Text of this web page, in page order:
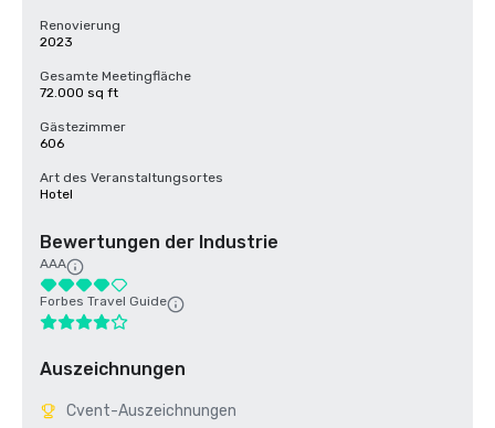
Renovierung
2023
Gesamte Meetingfläche
72.000 sq ft
Gästezimmer
606
Art des Veranstaltungsortes
Hotel
Bewertungen der Industrie
AAA
Forbes Travel Guide
Auszeichnungen
Cvent-Auszeichnungen